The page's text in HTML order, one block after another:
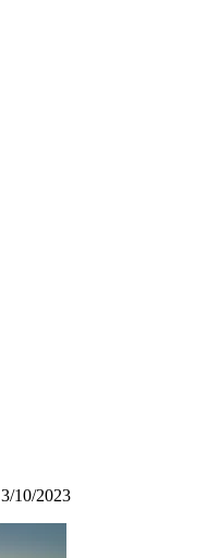
3/10/2023